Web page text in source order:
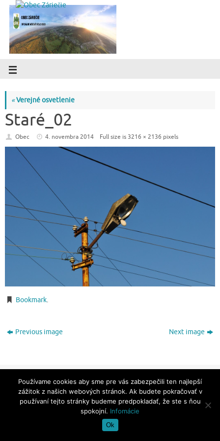
«Verejné osvetlenie
Staré_02
Obec 4. novembra 2014 Full size is3216 × 2136 pixels
Bookmark.
Previous image Next image
Powered byTempera&WordPress.
Používame cookies aby sme pre vás zabezpečili ten najlepší
zážitok z našich webových stránok. Ak budete pokračovať v
používaní tejto stránky budeme predpokladať, že ste s ňou
spokojní. Infomácie
Ok